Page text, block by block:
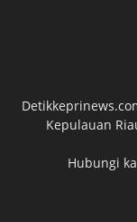
Kepulauan
Hubungi